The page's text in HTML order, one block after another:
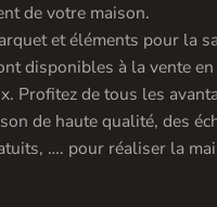
de votre maison.
et éléments pour la
disponibles à la vente
Profitez de tous les
de haute qualité, des
…. pour réaliser la